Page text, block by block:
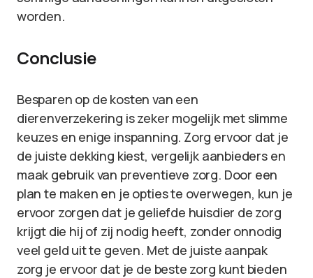
worden.
Conclusie
Besparen op de kosten van een
dierenverzekering is zeker mogelijk met slimme
keuzes en enige inspanning. Zorg ervoor dat je
de juiste dekking kiest, vergelijk aanbieders en
maak gebruik van preventieve zorg. Door een
plan te maken en je opties te overwegen, kun je
ervoor zorgen dat je geliefde huisdier de zorg
krijgt die hij of zij nodig heeft, zonder onnodig
veel geld uit te geven. Met de juiste aanpak
zorg je ervoor dat je de beste zorg kunt bieden